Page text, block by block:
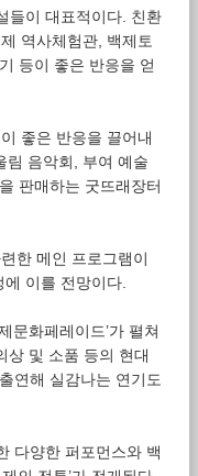
들이 대표적이다. 친환
역사체험관, 백제토
등이 좋은 반응을 얻
좋은 반응을 끌어내
림 음악회, 부여 예술
판매하는 굿뜨래장터
한 메인 프로그램이
이를 전망이다.
문화페레이드’가 펼쳐
상 및 소품 등의 현대
연해 실감나는 연기도
다양한 퍼포먼스와 백